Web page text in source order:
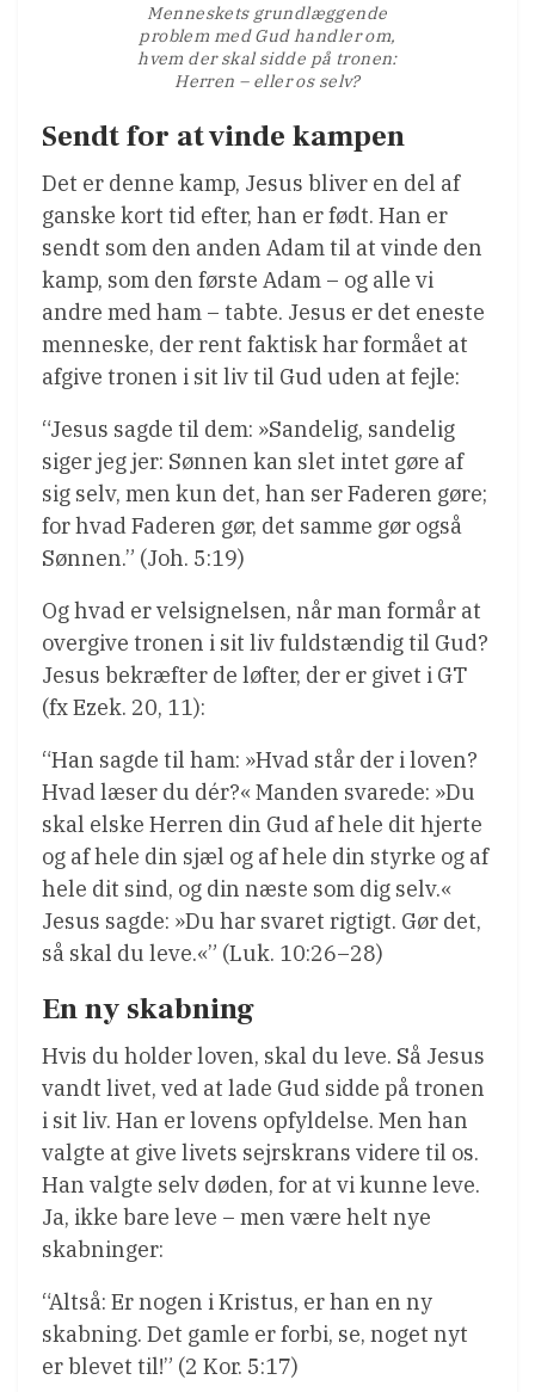
Menneskets grundlæggende
problem med Gud handler om,
hvem der skal sidde på tronen:
Herren – eller os selv?
Sendt for at vinde kampen
Det er denne kamp, Jesus bliver en del af
ganske kort tid efter, han er født. Han er
sendt som den anden Adam til at vinde den
kamp, som den første Adam – og alle vi
andre med ham – tabte. Jesus er det eneste
menneske, der rent faktisk har formået at
afgive tronen i sit liv til Gud uden at fejle:
“Jesus sagde til dem: »Sandelig, sandelig
siger jeg jer: Sønnen kan slet intet gøre af
sig selv, men kun det, han ser Faderen gøre;
for hvad Faderen gør, det samme gør også
Sønnen.” (Joh. 5:19)
Og hvad er velsignelsen, når man formår at
overgive tronen i sit liv fuldstændig til Gud?
Jesus bekræfter de løfter, der er givet i GT
(fx Ezek. 20, 11):
“Han sagde til ham: »Hvad står der i loven?
Hvad læser du dér?« Manden svarede: »Du
skal elske Herren din Gud af hele dit hjerte
og af hele din sjæl og af hele din styrke og af
hele dit sind, og din næste som dig selv.«
Jesus sagde: »Du har svaret rigtigt. Gør det,
så skal du leve.«” (Luk. 10:26–28)
En ny skabning
Hvis du holder loven, skal du leve. Så Jesus
vandt livet, ved at lade Gud sidde på tronen
i sit liv. Han er lovens opfyldelse. Men han
valgte at give livets sejrskrans videre til os.
Han valgte selv døden, for at vi kunne leve.
Ja, ikke bare leve – men være helt nye
skabninger:
“Altså: Er nogen i Kristus, er han en ny
skabning. Det gamle er forbi, se, noget nyt
er blevet til!” (2 Kor. 5:17)